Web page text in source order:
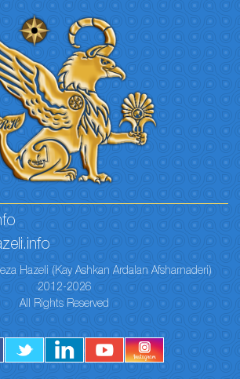
Hazeli (Kay Ashkan Ardalan Afsharnaderi)
2012-2026
All Rights Reserved